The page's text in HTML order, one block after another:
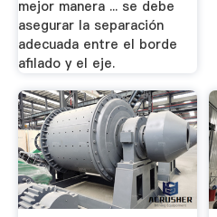
mejor manera ... se debe
asegurar la separación
adecuada entre el borde
afilado y el eje.